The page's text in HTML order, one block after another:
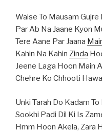
Waise To Mausam Gujre
Par Ab Na Jaane Kyon
Tere Aane Par Jaana
Kahin Na Kahin Zinda
Jeene Laga Hoon Main
Chehre Ko Chhooti
Unki Tarah Do Kadam To
Sookhi Padi Dil Ki Is
Hmm Hoon Akela, Zara